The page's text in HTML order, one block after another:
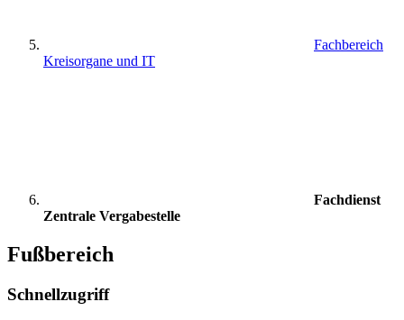
Fachbereich
Kreisorgane und IT
Fachdienst
Zentrale Vergabestelle
Fußbereich
Schnellzugriff